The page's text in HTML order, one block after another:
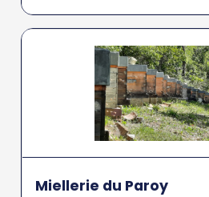
Miellerie du Paroy